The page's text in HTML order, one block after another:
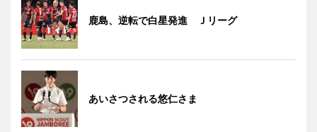
鹿島、逆転で白星発進 Ｊリーグ
あいさつされる悠仁さま